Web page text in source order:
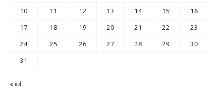
10
11 12 13 14 15
16
17
18 19 20 21 22
23
24
25 26 27 28 29
30
31
« iul.